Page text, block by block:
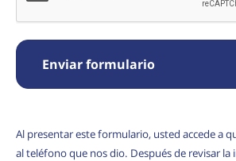
Enviar formulario
Al presentar este formulario, usted accede a
al teléfono que nos dio. Después de revisar